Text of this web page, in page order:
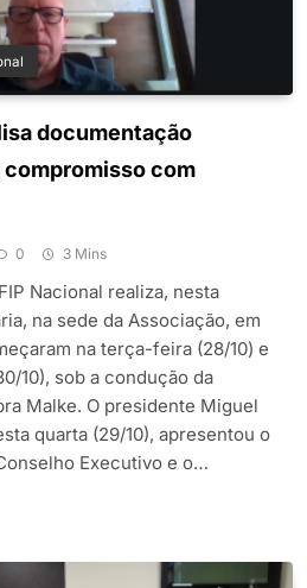
documentação
com
0 3 Mins
Nacional realiza, nesta
na sede da Associação, em
na terça-feira (28/10) e
10), sob a condução da
Malke. O presidente Miguel
quarta (29/10), apresentou o
Executivo e o…